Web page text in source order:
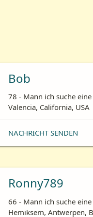
Bob
78 - Mann ich suche
Valencia, California, USA
NACHRICHT SENDEN
Ronny789
66 - Mann ich suche
Hemiksem, Antwerpen,